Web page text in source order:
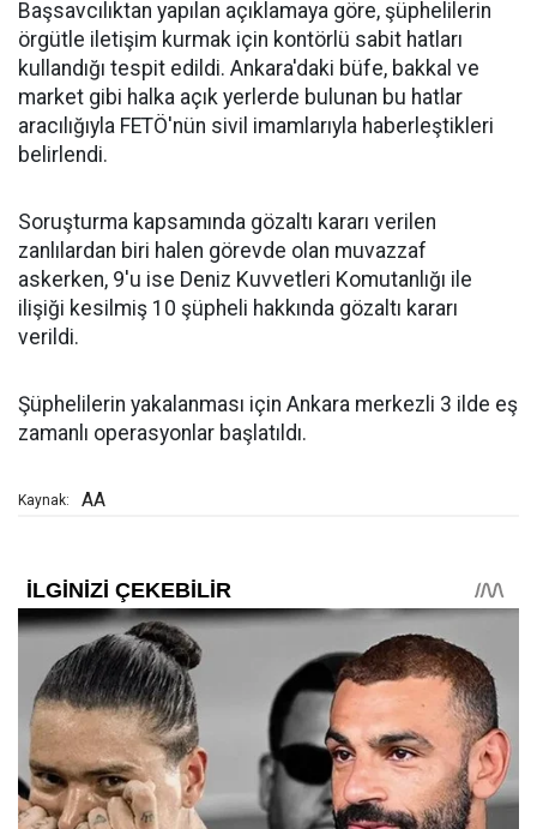
Başsavcılıktan yapılan açıklamaya göre, şüphelilerin
örgütle iletişim kurmak için kontörlü sabit hatları
kullandığı tespit edildi. Ankara'daki büfe, bakkal ve
market gibi halka açık yerlerde bulunan bu hatlar
aracılığıyla FETÖ'nün sivil imamlarıyla haberleştikleri
belirlendi.
Soruşturma kapsamında gözaltı kararı verilen
zanlılardan biri halen görevde olan muvazzaf
askerken, 9'u ise Deniz Kuvvetleri Komutanlığı ile
ilişiği kesilmiş 10 şüpheli hakkında gözaltı kararı
verildi.
Şüphelilerin yakalanması için Ankara merkezli 3 ilde eş
zamanlı operasyonlar başlatıldı.
Kaynak: AA